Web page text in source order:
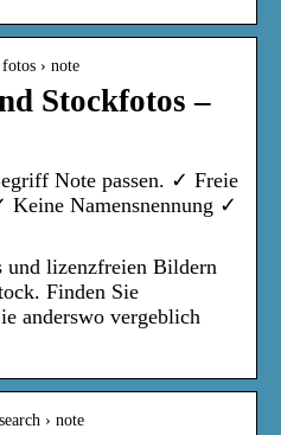
› note
Stockfotos –
Note passen. ✓ Freie
Namensnennung ✓
und lizenzfreien Bildern
Finden Sie
anderswo vergeblich
› note